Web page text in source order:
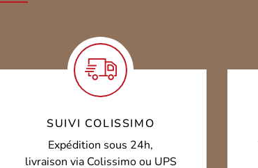
SUIVI COLISSIMO
Expédition sous 24h,
livraison via Colissimo ou UPS